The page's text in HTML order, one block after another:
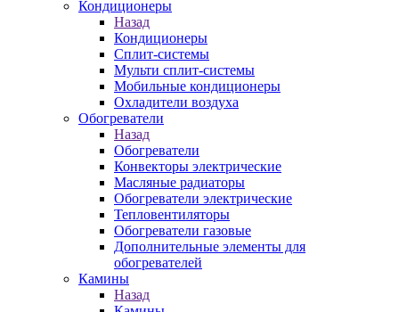
Кондиционеры
Назад
Кондиционеры
Сплит-системы
Мульти сплит-системы
Мобильные кондиционеры
Охладители воздуха
Обогреватели
Назад
Обогреватели
Конвекторы электрические
Масляные радиаторы
Обогреватели электрические
Тепловентиляторы
Обогреватели газовые
Дополнительные элементы для
обогревателей
Камины
Назад